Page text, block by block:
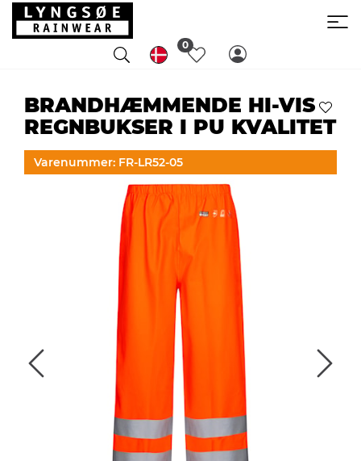
0
BRANDHÆMMENDE HI-VIS
REGNBUKSER I PU KVALITET
Varenummer: FR-LR52-05